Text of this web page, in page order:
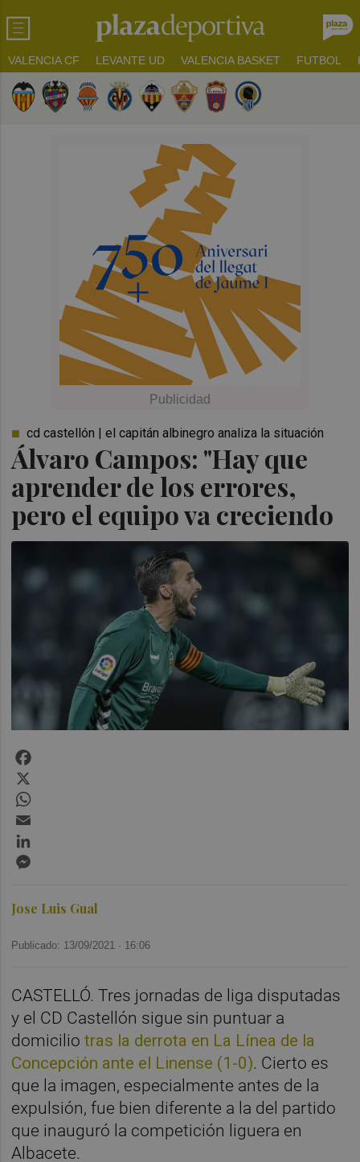
VALENCIA CF LEVANTE UD VALENCIA BASKET FUTBOL
Álvaro Campos: "Hay que
aprender de los errores,
pero el equipo va creciendo
cd castellón | el capitán albinegro analiza la situación
Jose Luis Gual
Publicado: 13/09/2021 · 16:06
CASTELLÓ. Tres jornadas de liga disputadas
y el CD Castellón sigue sin puntuar a
domiciliotras la derrota en La Línea de la
Concepción ante el Linense (1-0). Cierto es
que la imagen, especialmente antes de la
expulsión, fue bien diferente a la del partido
que inauguró la competición liguera en
Albacete.